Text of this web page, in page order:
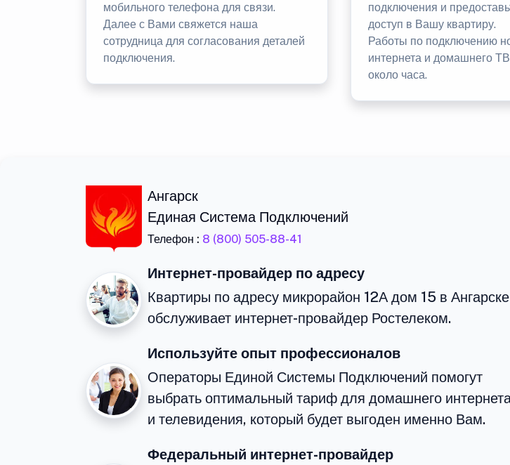
мобильного телефона для связи.
Далее с Вами свяжется наша
сотрудница для согласования деталей
подключения.
подключения и
доступ в Вашу квартиру.
Работы по подключению
интернета и домашнего
около часа.
Ангарск
Единая Система Подключений
Телефон : 8 (800) 505-88-41
Интернет-провайдер по адресу
Квартиры по адресу микрорайон 12А дом 15 в Ангарске
обслуживает интернет-провайдер Ростелеком.
Используйте опыт профессионалов
Операторы Единой Системы Подключений помогут
выбрать оптимальный тариф для домашнего
и телевидения, который будет выгоден именно Вам.
Федеральный интернет-провайдер